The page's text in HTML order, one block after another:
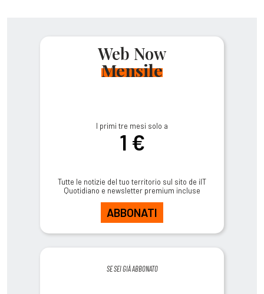
Web Now
Mensile
I primi tre mesi solo a
1 €
Tutte le notizie del tuo territorio sul sito de ilT
Quotidiano e newsletter premium incluse
ABBONATI
SE SEI GIÀ ABBONATO